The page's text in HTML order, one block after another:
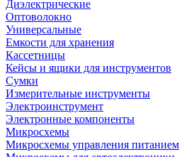
Диэлектрические
Оптоволокно
Универсальные
Емкости для хранения
Кассетницы
Кейсы и ящики для инструментов
Сумки
Измерительные инструменты
Электроинструмент
Электронные компоненты
Микросхемы
Микросхемы управления питанием